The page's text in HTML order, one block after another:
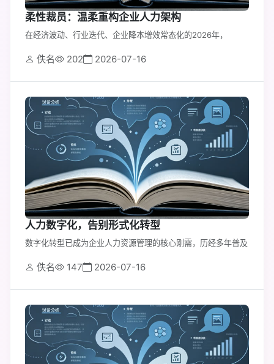
柔性裁员：温柔重构企业人力架构
在经济波动、行业迭代、企业降本增效常态化的2026年，
佚名 202 2026-07-16
人力数字化，告别形式化转型
数字化转型已成为企业人力资源管理的核心刚需，历经多年普及
佚名 147 2026-07-16